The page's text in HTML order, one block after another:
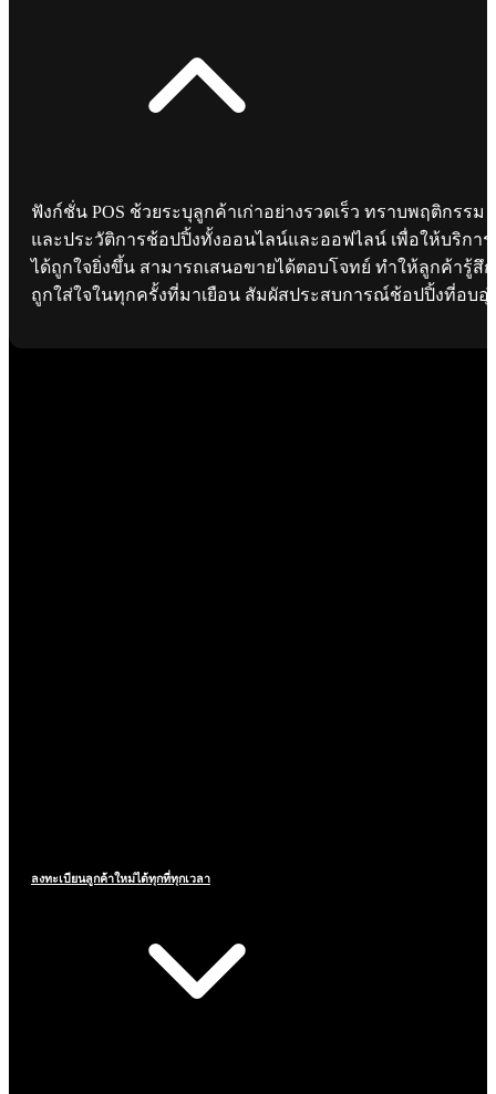
ฟังก์ชั่น POS ช้วยระบุลูกค้าเก่าอย่างรวดเร็ว ทราบพฤติกรรม
และประวัติการช้อปปิ้งทั้งออนไลน์และออฟไลน์ เพื่อให้บริการ
ได้ถูกใจยิ่งขึ้น สามารถเสนอขายได้ตอบโจทย์ ทำให้ลูกค้ารู้สึก
ถูกใส่ใจในทุกครั้งที่มาเยือน สัมผัสประสบการณ์ช้อปปิ้งที่อบอุ่
ลงทะเบียนลูกค้าใหม่ได้ทุกที่ทุกเวลา